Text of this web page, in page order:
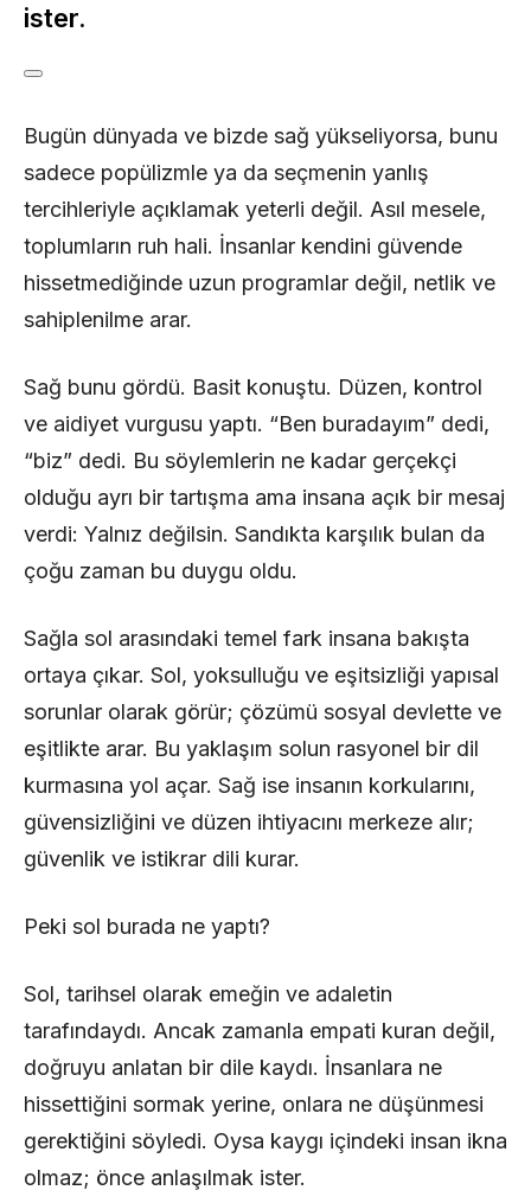
ister.
Bugün dünyada ve bizde sağ yükseliyorsa, bunu
sadece popülizmle ya da seçmenin yanlış
tercihleriyle açıklamak yeterli değil. Asıl mesele,
toplumların ruh hali. İnsanlar kendini güvende
hissetmediğinde uzun programlar değil, netlik ve
sahiplenilme arar.
Sağ bunu gördü. Basit konuştu. Düzen, kontrol
ve aidiyet vurgusu yaptı. “Ben buradayım” dedi,
“biz” dedi. Bu söylemlerin ne kadar gerçekçi
olduğu ayrı bir tartışma ama insana açık bir mesaj
verdi: Yalnız değilsin. Sandıkta karşılık bulan da
çoğu zaman bu duygu oldu.
Sağla sol arasındaki temel fark insana bakışta
ortaya çıkar. Sol, yoksulluğu ve eşitsizliği yapısal
sorunlar olarak görür; çözümü sosyal devlette ve
eşitlikte arar. Bu yaklaşım solun rasyonel bir dil
kurmasına yol açar. Sağ ise insanın korkularını,
güvensizliğini ve düzen ihtiyacını merkeze alır;
güvenlik ve istikrar dili kurar.
Peki sol burada ne yaptı?
Sol, tarihsel olarak emeğin ve adaletin
tarafındaydı. Ancak zamanla empati kuran değil,
doğruyu anlatan bir dile kaydı. İnsanlara ne
hissettiğini sormak yerine, onlara ne düşünmesi
gerektiğini söyledi. Oysa kaygı içindeki insan ikna
olmaz; önce anlaşılmak ister.